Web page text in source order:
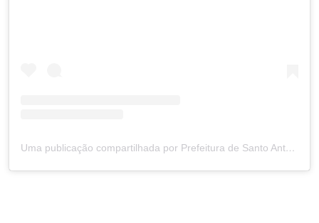
Uma publicação compartilhada por Prefeitura de Santo Antônio (@prefsantoantonio)